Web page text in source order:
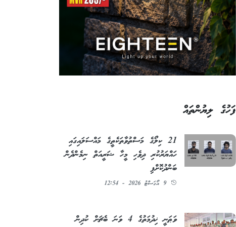
ފަހުގެ ލިޔުންތައް
21 ކިލޯގެ މަސްތުވާތަކެތީގެ މައްސަލައިގައި
ހައްޔަރުކުރި ދިވެހި މީހާ ޝަރީއަތް ނިމެންދެން
ބަންދުކޮށްފި
9 އޯގަސްޓު 2026 - 12:54
ވަޠަނީ ޚިދުމަތުގެ 4 ވަނަ ބެޗަށް ކުދިން